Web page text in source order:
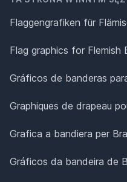
Flaggengrafiken für
Flag graphics for Flemish
Gráficos de banderas
Graphiques de drapeau
Grafica a bandiera per
Gráficos da bandeira de